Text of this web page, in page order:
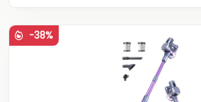
-38%